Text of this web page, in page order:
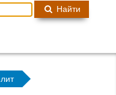
Найти